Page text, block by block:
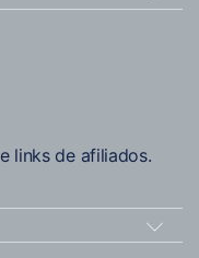
links de afiliados.